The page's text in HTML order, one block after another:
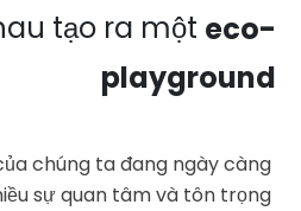
tạo ra một eco-
playground
chúng ta đang ngày càng
sự quan tâm và tôn trọng